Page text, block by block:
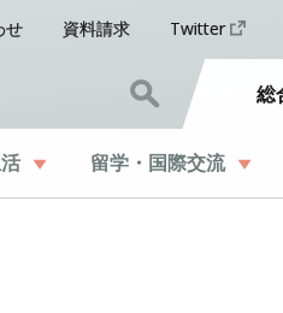
せ 資料請求 Twitter
総
留学・ 国際交流